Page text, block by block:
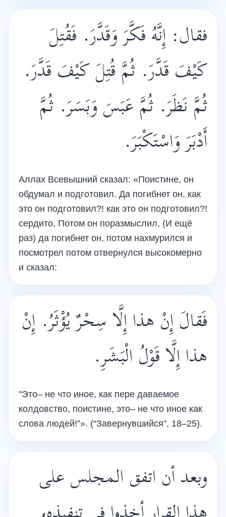
فقال: إِنَّهُ فَكَّرَ وَقَدَّرَ. فَقُتِلَ
كَيْفَ قَدَّرَ. ثُمَّ قُتِلَ كَيْفَ قَدَّرَ.
ثُمَّ نَظَرَ. ثُمَّ عَبَسَ وَبَسَرَ. ثُمَّ
أَدْبَرَ وَاسْتَكْبَرَ.
Аллах Всевышний сказал: «Поистине, он
обдумал и подготовил. Да погибнет он, как
это он подготовил?! как это он подготовил?!
сердито, Потом он поразмыслил, (И ещё
раз) да погибнет он, потом нахмурился и
посмотрел потом отвернулся высокомерно
и сказал:
فَقالَ إِنْ هذا إِلَّا سِحْرٌ يُؤْثَرُ. إِنْ
هذا إِلَّا قَوْلُ الْبَشَرِ.
"Это– не что иное, как пере даваемое
колдовство, поистине, это– не что иное как
слова людей!”». (“Завернувшийся”, 18–25).
وبعد أن اتفق المجلس على